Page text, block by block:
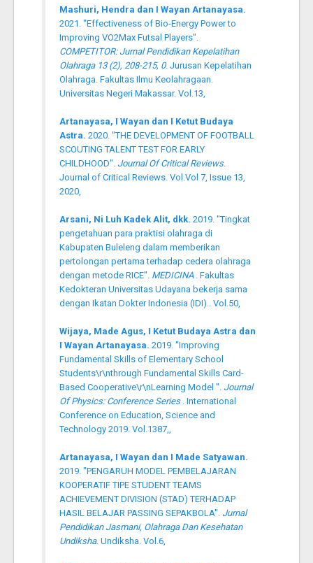
Mashuri, Hendra dan I Wayan Artanayasa.
2021. "Effectiveness of Bio-Energy Power to
Improving VO2Max Futsal Players".
COMPETITOR: Jurnal Pendidikan Kepelatihan
Olahraga 13 (2), 208-215, 0. Jurusan Kepelatihan
Olahraga. Fakultas Ilmu Keolahragaan.
Universitas Negeri Makassar. Vol.13,
Artanayasa, I Wayan dan I Ketut Budaya
Astra. 2020. "THE DEVELOPMENT OF FOOTBALL
SCOUTING TALENT TEST FOR EARLY
CHILDHOOD". Journal Of Critical Reviews.
Journal of Critical Reviews. Vol.Vol 7, Issue 13,
2020,
Arsani, Ni Luh Kadek Alit, dkk. 2019. "Tingkat
pengetahuan para praktisi olahraga di
Kabupaten Buleleng dalam memberikan
pertolongan pertama terhadap cedera olahraga
dengan metode RICE". MEDICINA . Fakultas
Kedokteran Universitas Udayana bekerja sama
dengan Ikatan Dokter Indonesia (IDI).. Vol.50,
Wijaya, Made Agus, I Ketut Budaya Astra dan
I Wayan Artanayasa. 2019. "Improving
Fundamental Skills of Elementary School
Students\r\nthrough Fundamental Skills Card-
Based Cooperative\r\nLearning Model ". Journal
Of Physics: Conference Series . International
Conference on Education, Science and
Technology 2019. Vol.1387,,
Artanayasa, I Wayan dan I Made Satyawan.
2019. "PENGARUH MODEL PEMBELAJARAN
KOOPERATIF TIPE STUDENT TEAMS
ACHIEVEMENT DIVISION (STAD) TERHADAP
HASIL BELAJAR PASSING SEPAKBOLA". Jurnal
Pendidikan Jasmani, Olahraga Dan Kesehatan
Undiksha. Undiksha. Vol.6,